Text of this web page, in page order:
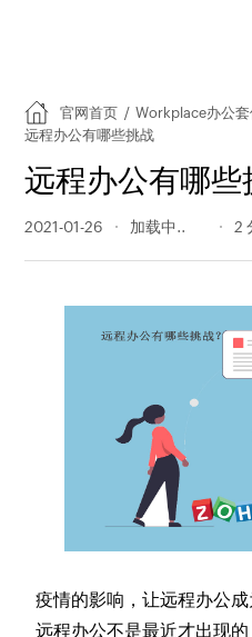
官网首页 / Workplace办公套
远程办公有哪些挑战
远程办公有哪些
2021-01-26 280 阅读量 2
疫情的影响，让远程办公
远程办公不是最近才出现